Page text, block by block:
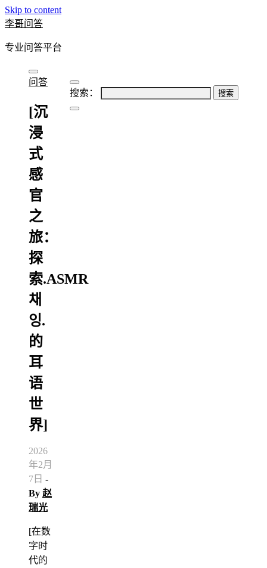
Skip to content
李哥问答
专业问答平台
搜索：
问答
[沉
浸
式
感
官
之
旅：
探
索.ASMR
채
잉.
的
耳
语
世
界]
2026
年2月
7日 -
By 赵
瑞光
[在数
字时
代的